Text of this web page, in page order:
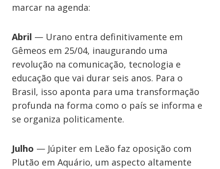
marcar na agenda:
Abril — Urano entra definitivamente em
Gêmeos em 25/04, inaugurando uma
revolução na comunicação, tecnologia e
educação que vai durar seis anos. Para o
Brasil, isso aponta para uma transformação
profunda na forma como o país se informa e
se organiza politicamente.
Julho — Júpiter em Leão faz oposição com
Plutão em Aquário, um aspecto altamente